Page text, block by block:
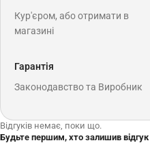
Кур'єром, або отримати в
магазині
Гарантія
Законодавство та Виробник
Відгуків немає, поки що.
Будьте першим, хто залишив